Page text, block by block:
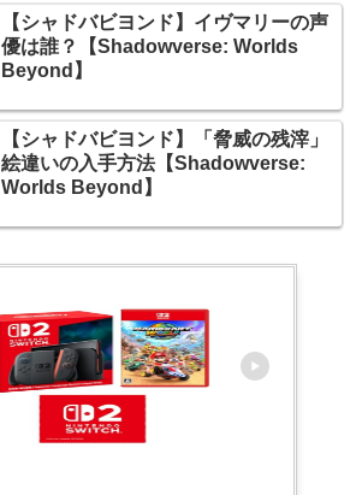
【シャドバビヨンド】イヴマリーの声
優は誰？【Shadowverse: Worlds
Beyond】
【シャドバビヨンド】「脅威の残滓」
絵違いの入手方法【Shadowverse:
Worlds Beyond】